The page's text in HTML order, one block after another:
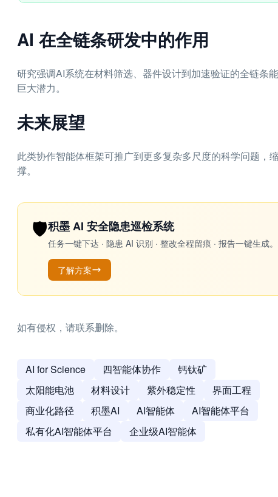
AI 在全链条研发中的作用
研究强调AI系统在材料筛选、器件设计到加速验证的全链条
巨大潜力。
未来展望
此类协作智能体框架可推广到更多复杂多尺度的科学问题，
撑。
🛡️积墨 AI 安全隐患巡检系统
任务一键下达 · 隐患 AI 识别 · 整改全程留痕 · 报告一键生成
了解方案
如有侵权，请联系删除。
AI for Science 四智能体协作
钙钛矿
太阳能电池
材料设计 紫外稳定性
界面工程
商业化路径
积墨AI AI智能体
AI智能体平台
私有化AI智能体平台
企业级AI智能体